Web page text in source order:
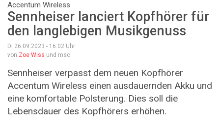
Accentum Wireless
Sennheiser lanciert Kopfhörer für
den langlebigen Musikgenuss
Di 26.09.2023 - 16:02 Uhr
von Zoe Wiss und msc
Sennheiser verpasst dem neuen Kopfhörer
Accentum Wireless einen ausdauernden Akku und
eine komfortable Polsterung. Dies soll die
Lebensdauer des Kopfhörers erhöhen.